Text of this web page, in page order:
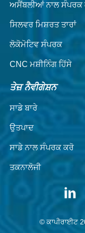
ਅਸੈਂਬਲੀਆਂ ਨਾਲ ਸੰਪਰਕ
ਸਿਲਵਰ ਮਿਸ਼ਰਤ ਤਾਰਾਂ
ਲੋਕੋਮੋਟਿਵ ਸੰਪਰਕ
CNC ਮਸ਼ੀਨਿੰਗ ਹਿੱਸੇ
ਤੇਜ਼ ਨੈਵੀਗੇਸ਼ਨ
ਸਾਡੇ ਬਾਰੇ
ਉਤਪਾਦ
ਸਾਡੇ ਨਾਲ ਸੰਪਰਕ ਕਰੋ
ਤਕਨਾਲੋਜੀ
© ਕਾਪੀਰਾਈਟ